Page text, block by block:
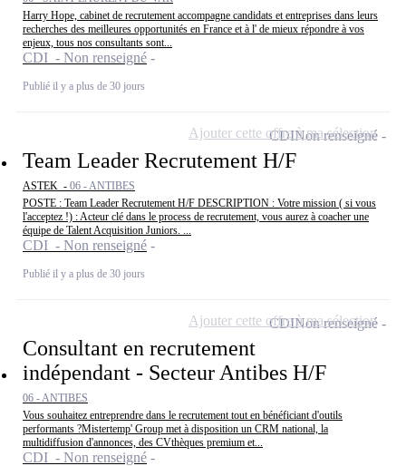
Harry Hope, cabinet de recrutement accompagne candidats et entreprises dans leurs
recherches des meilleures opportunités en France et à l' de mieux répondre à vos
enjeux, tous nos consultants sont...
CDI - Non renseigné
Publié il y a plus de 30 jours
Team Leader Recrutement H/F
ASTEK - 06 - ANTIBES
POSTE : Team Leader Recrutement H/F DESCRIPTION : Votre mission ( si vous
l'acceptez !) : Acteur clé dans le process de recrutement, vous aurez à coacher une
équipe de Talent Acquisition Juniors. ...
CDI - Non renseigné
Publié il y a plus de 30 jours
CDINon renseigné
Ajouter cette offre à ma sélection
Consultant en recrutement
indépendant - Secteur Antibes H/F
06 - ANTIBES
Vous souhaitez entreprendre dans le recrutement tout en bénéficiant d'outils
performants ?Mistertemp' Group met à disposition un CRM national, la
multidiffusion d'annonces, des CVthèques premium et...
CDI - Non renseigné
CDINon renseigné
Ajouter cette offre à ma sélection